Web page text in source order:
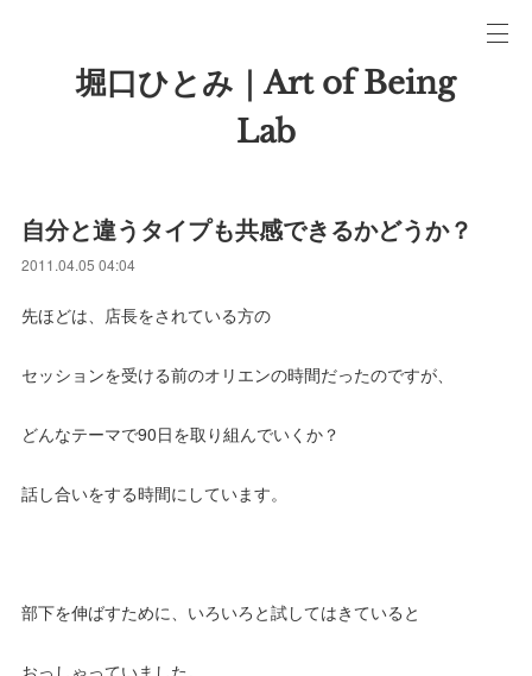
堀口ひとみ｜Art of Being
Lab
自分と違うタイプも共感できるかどうか？
2011.04.05 04:04
先ほどは、店長をされている方の
セッションを受ける前のオリエンの時間だったのですが、
どんなテーマで90日を取り組んでいくか？
話し合いをする時間にしています。
部下を伸ばすために、いろいろと試してはきていると
おっしゃっていました。